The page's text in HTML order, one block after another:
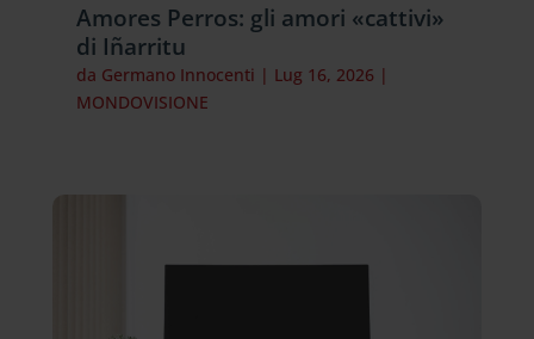
Amores Perros: gli amori «cattivi»
di Iñarritu
da Germano Innocenti | Lug 16, 2026 |
MONDOVISIONE